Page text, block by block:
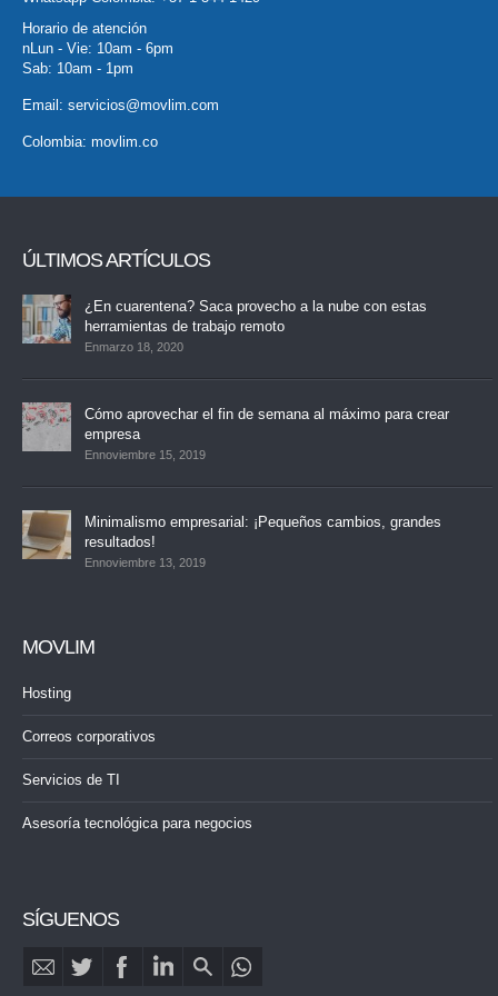
Horario de atención
nLun - Vie: 10am - 6pm
Sab: 10am - 1pm
Email: servicios@movlim.com
Colombia: movlim.co
ÚLTIMOS ARTÍCULOS
¿En cuarentena? Saca provecho a la nube con estas
herramientas de trabajo remoto
Enmarzo 18, 2020
Cómo aprovechar el fin de semana al máximo para crear
empresa
Ennoviembre 15, 2019
Minimalismo empresarial: ¡Pequeños cambios, grandes
resultados!
Ennoviembre 13, 2019
MOVLIM
Hosting
Correos corporativos
Servicios de TI
Asesoría tecnológica para negocios
SÍGUENOS